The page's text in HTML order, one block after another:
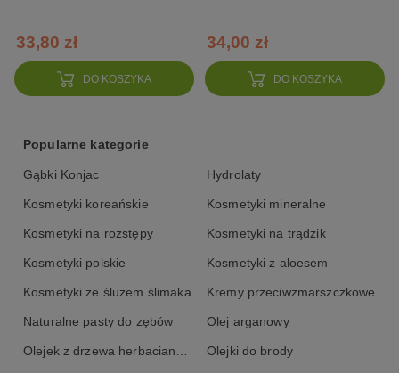
DO KOSZYKA
33,80 zł
DO KOSZYKA
34,00 zł
Popularne kategorie
Gąbki Konjac Hydrolaty
Kosmetyki koreańskie Kosmetyki mineralne
Kosmetyki na rozstępy Kosmetyki na trądzik
Kosmetyki polskie Kosmetyki z aloesem
Kosmetyki ze śluzem ślimaka Kremy przeciwzmarszczkowe
Naturalne pasty do zębów Olej arganowy
Olejek z drzewa herbacianego Olejki do brody